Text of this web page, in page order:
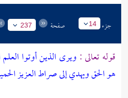
جزء 14 صفحة 237
قوله تعالى : ويرى الذين أوتوا
هو الحق ويهدي إلى صراط العزيز